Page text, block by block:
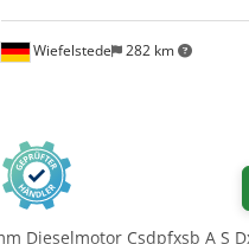
Wiefelstede 282 km
Dieselmotor Csdpfxsb A S